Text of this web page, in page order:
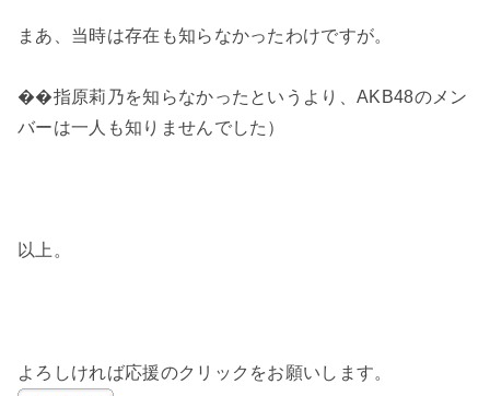
まあ、当時は存在も知らなかったわけですが。
��指原莉乃を知らなかったというより、AKB48のメン
バーは一人も知りませんでした）
以上。
よろしければ応援のクリックをお願いします。